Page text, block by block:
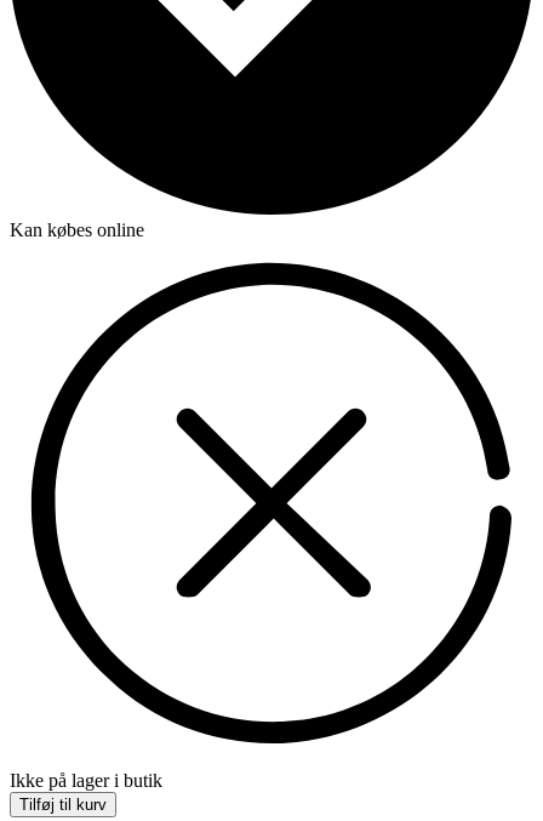
Kan købes online
Ikke på lager i butik
Tilføj til kurv